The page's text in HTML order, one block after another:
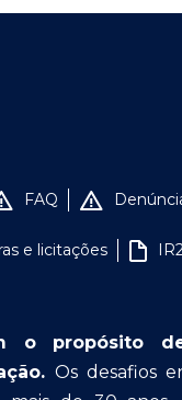
FAQ
e licitações
o propósito
Os desafios